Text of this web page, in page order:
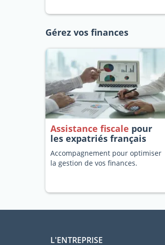
Gérez vos finances
Assistance fiscale pour
les expatriés français
Accompagnement pour optimiser
la gestion de vos finances.
L'ENTREPRISE